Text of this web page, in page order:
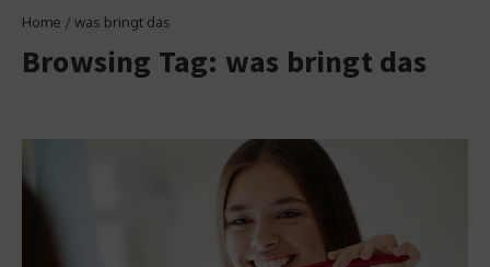
Home / was bringt das
Browsing Tag: was bringt das